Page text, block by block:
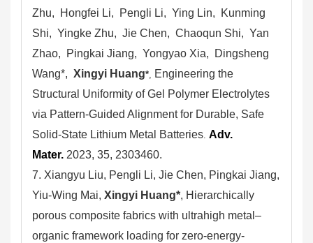
Zhu, Hongfei Li, Pengli Li, Ying Lin,
Kunming
Shi, Yingke Zhu, Jie Chen, Chaoqun Shi, Yan
Zhao, Pingkai Jiang, Yongyao Xia,
Dingsheng
Wang*, Xingyi Huang*, Engineering the
Structural Uniformity of Gel Polymer Electrolytes
via Pattern-Guided Alignment for Durable, Safe
Solid-State Lithium Metal Batteries. Adv.
Mater. 2023, 35, 2303460.
7. Xiangyu Liu, Pengli Li, Jie Chen, Pingkai Jiang,
Yiu-Wing Mai, Xingyi Huang*, Hierarchically
porous composite fabrics with ultrahigh metal–
organic framework loading for zero-energy-